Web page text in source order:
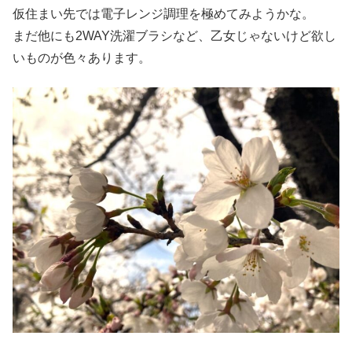
仮住まい先では電子レンジ調理を極めてみようかな。
まだ他にも2WAY洗濯ブラシなど、乙女じゃないけど欲し
いものが色々あります。